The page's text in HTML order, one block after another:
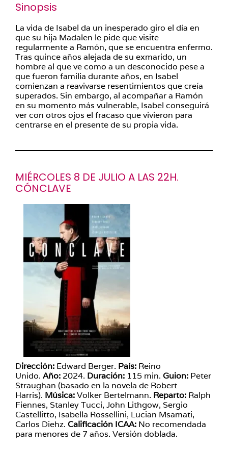
Sinopsis
La vida de Isabel da un inesperado giro el día en
que su hija Madalen le pide que visite
regularmente a Ramón, que se encuentra enfermo.
Tras quince años alejada de su exmarido, un
hombre al que ve como a un desconocido pese a
que fueron familia durante años, en Isabel
comienzan a reavivarse resentimientos que creía
superados. Sin embargo, al acompañar a Ramón
en su momento más vulnerable, Isabel conseguirá
ver con otros ojos el fracaso que vivieron para
centrarse en el presente de su propia vida.
MIÉRCOLES 8 DE JULIO A LAS 22H.
CÓNCLAVE
Dirección: Edward Berger. País: Reino
Unido. Año: 2024. Duración: 115 min. Guion: Peter
Straughan (basado en la novela de Robert
Harris). Música:Volker Bertelmann. Reparto: Ralph
Fiennes, Stanley Tucci, John Lithgow, Sergio
Castellitto, Isabella Rossellini, Lucian Msamati,
Carlos Diehz. Calificación ICAA: No recomendada
para menores de 7 años. Versión doblada.